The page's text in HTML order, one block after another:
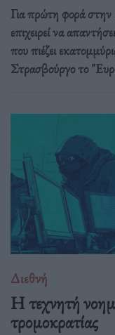
Για πρώτη φορά
επιχειρεί να
που πιέζει
Στρασβούργο το
Διεθνή
Η τεχνητή
τρομοκρατίας